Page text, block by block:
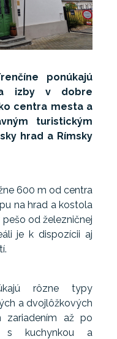
ponúkajú
a izby v dobre
centra mesta a
turistickým
hrad a Rímsky
600 m od centra
na hrad a kostola
pešo od železničnej
je k dispozícii aj
rôzne typy
a dvojlôžkových
zariadením až po
s kuchynkou a